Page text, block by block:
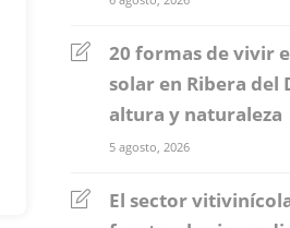
20 formas de vivir
solar en Ribera del
altura y naturaleza
5 agosto, 2026
El sector